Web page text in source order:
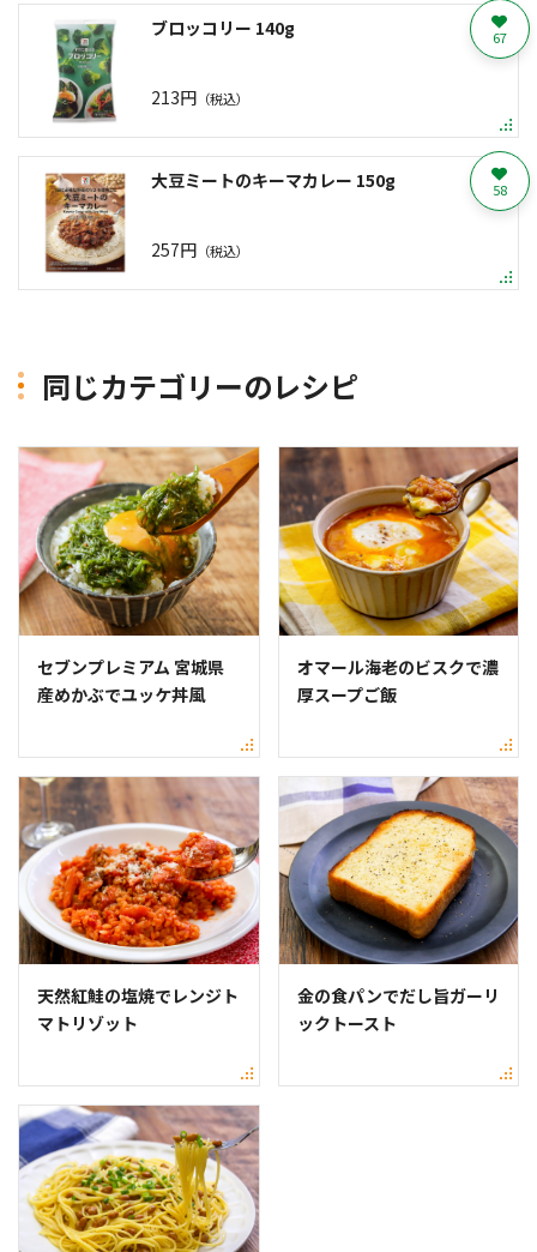
ブロッコリー 140g
213円 （税込）
67
大豆ミートのキーマカレー 150g
257円 （税込）
58
同じカテゴリーのレシピ
セブンプレミアム 宮城県
産めかぶでユッケ丼風
オマール海老のビスクで濃
厚スープご飯
天然紅鮭の塩焼でレンジト
マトリゾット
金の食パンでだし旨ガーリ
ックトースト